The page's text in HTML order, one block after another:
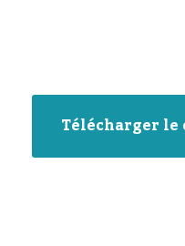
Télécharger le